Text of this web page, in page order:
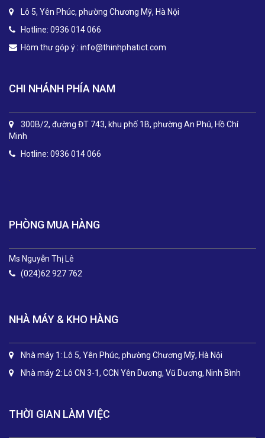
Lô 5, Yên Phúc, phường Chương Mỹ, Hà Nội
Hotline: 0936 014 066
Hòm thư góp ý : info@thinhphatict.com
CHI NHÁNH PHÍA NAM
300B/2, đường ĐT 743, khu phố 1B, phường An Phú, Hồ Chí
Minh
Hotline: 0936 014 066
.
PHÒNG MUA HÀNG
Ms Nguyễn Thị Lê
(024)62 927 762
NHÀ MÁY & KHO HÀNG
Nhà máy 1: Lô 5, Yên Phúc, phường Chương Mỹ, Hà Nội
Nhà máy 2: Lô CN 3-1, CCN Yên Dương, Vũ Dương, Ninh Bình
THỜI GIAN LÀM VIỆC